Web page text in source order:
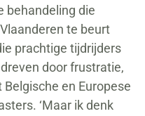
behandeling die
te beurt
prachtige tijdrijders
door frustratie,
en Europese
‘Maar ik denk